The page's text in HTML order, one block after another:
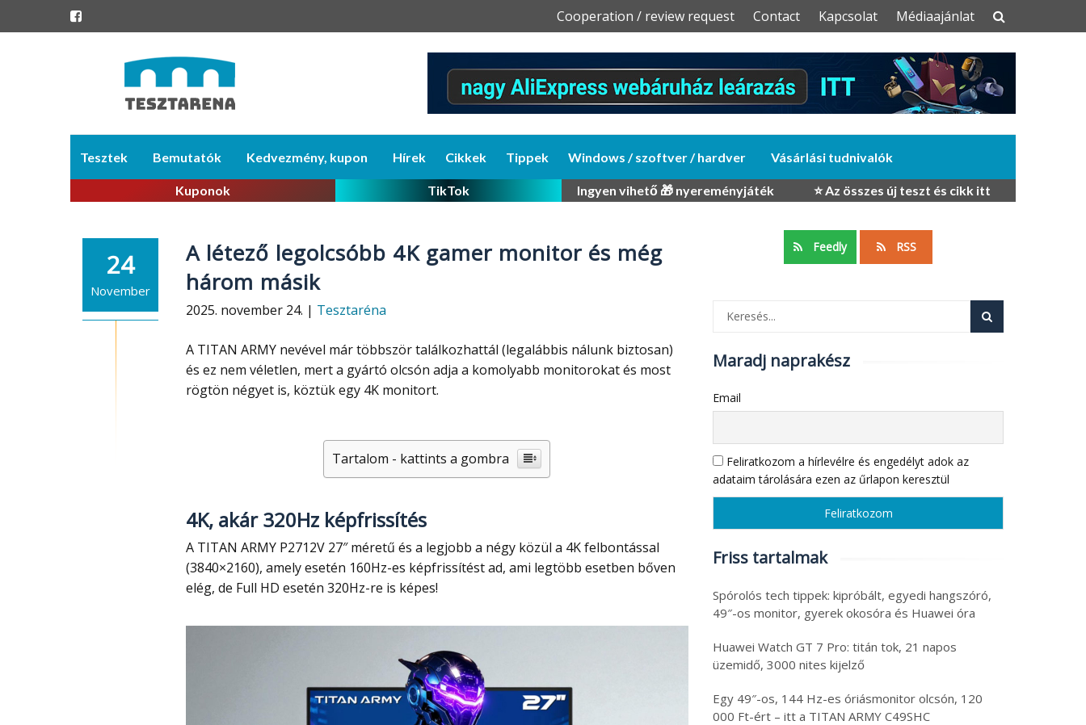
Skip
Cooperation / review request Contact Kapcsolat Médiaajánlat
content
Tesztek Bemutatók Kedvezmény, kupon Hírek Cikkek Tippek Windows / szoftver / hardver Vásárlási tudnivalók
Kuponok TikTok Ingyen vihető 🎁 nyereményjáték ⭐ Az összes új teszt és cikk itt
24
November
A létező legolcsóbb 4K gamer monitor és még
három másik
2025. november 24. | Tesztaréna
A TITAN ARMY nevével már többször találkozhattál (legalábbis nálunk biztosan)
és ez nem véletlen, mert a gyártó olcsón adja a komolyabb monitorokat és most
rögtön négyet is, köztük egy 4K monitort.
Tartalom - kattints a gombra
4K, akár 320Hz képfrissítés
A TITAN ARMY P2712V 27″ méretű és a legjobb a négy közül a 4K felbontással
(3840×2160), amely esetén 160Hz-es képfrissítést ad, ami legtöbb esetben bőven
elég, de Full HD esetén 320Hz-re is képes!
Feedly RSS
Maradj naprakész
Email
Feliratkozom a hírlevélre és engedélyt adok az
adataim tárolására ezen az űrlapon keresztül
Friss tartalmak
Spórolós tech tippek: kipróbált, egyedi hangszóró,
49″-os monitor, gyerek okosóra és Huawei óra
Huawei Watch GT 7 Pro: titán tok, 21 napos
üzemidő, 3000 nites kijelző
Egy 49″-os, 144 Hz-es óriásmonitor olcsón, 120
000 Ft-ért – itt a TITAN ARMY C49SHC